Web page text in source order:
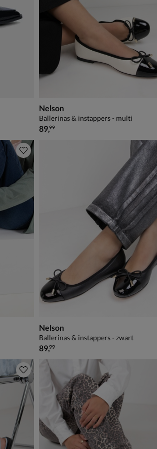
Nelson
Ballerinas & instappers - multi
€ 89,99
89,99
Nelson
Ballerinas & instappers - zwart
€ 89,99
89,99